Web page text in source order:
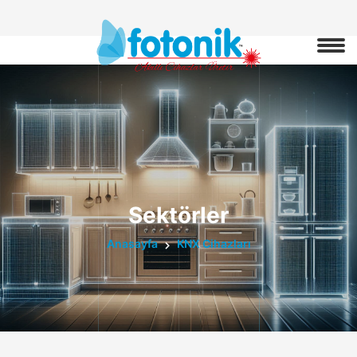
Sektörler
Anasayfa KNX Cihazları